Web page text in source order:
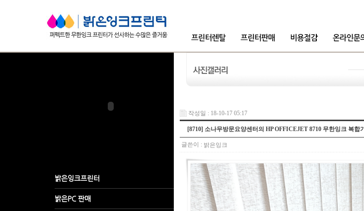
작성일 : 18-10-17 05:17
[8710] 소나무방문요양센터의 HP OFFICEJET 8710 무한잉크 복합기
글쓴이 : 밝은잉크